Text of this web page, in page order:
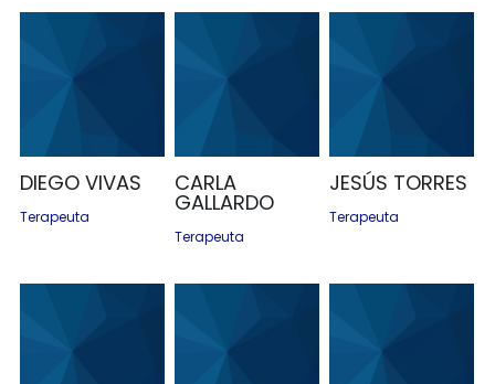
DIEGO VIVAS
Terapeuta
CARLA
GALLARDO
Terapeuta
JESÚS TORRES
Terapeuta